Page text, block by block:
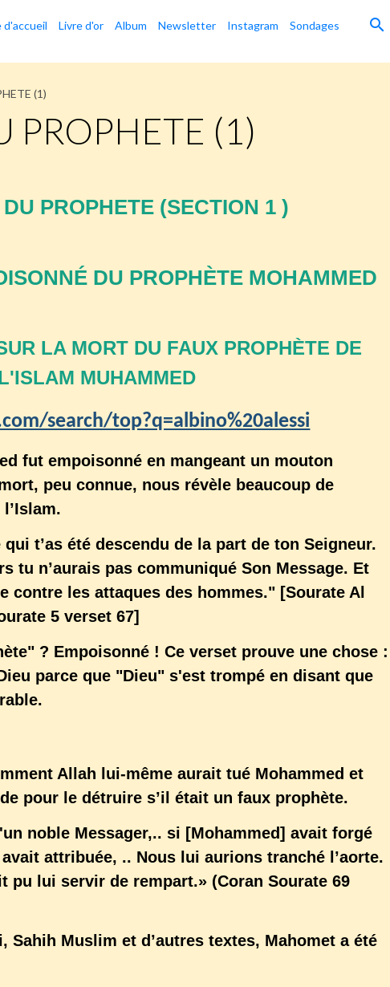
d'accueil Livre d'or Album Newsletter Instagram Sondages
(1)
PROPHETE (1)
PROPHETE (SECTION 1 )
DU PROPHÈTE MOHAMMED
LA MORT DU FAUX PROPHÈTE DE
MUHAMMED
search/top?q=albino%20alessi
fut empoisonné en mangeant un mouton
peu connue, nous révèle beaucoup de
t’as été descendu de la part de ton Seigneur.
tu n’aurais pas communiqué Son Message. Et
contre les attaques des hommes." [Sourate Al
5 verset 67]
? Empoisonné ! Ce verset prouve une chose :
parce que "Dieu" s'est trompé en disant que
Allah lui-même aurait tué Mohammed et
pour le détruire s’il était un faux prophète.
noble Messager,.. si [Mohammed] avait forgé
attribuée, .. Nous lui aurions tranché l’aorte.
pu lui servir de rempart.» (Coran Sourate 69
Sahih Muslim et d’autres textes, Mahomet a été